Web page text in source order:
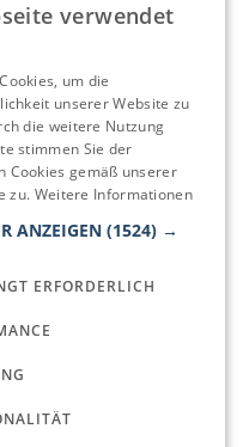
nostro sito
ITALIAN
GERMAN
verwendet
um die
unserer Website zu
die weitere Nutzung
stimmen Sie der
Cookies gemäß unserer
zu. Weitere Informationen
ANZEIGEN (1524) →
ERFORDERLICH